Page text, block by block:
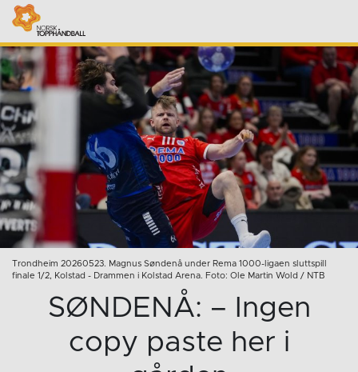
Trondheim 20260523. Magnus Søndenå under Rema 1000-ligaen sluttspill
finale 1/2, Kolstad - Drammen i Kolstad Arena. Foto: Ole Martin Wold / NTB
SØNDENÅ: – Ingen
copy paste her i